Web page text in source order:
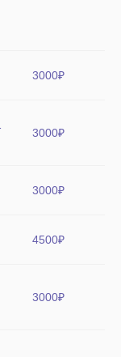
3000₽
3000₽
3000₽
4500₽
3000₽